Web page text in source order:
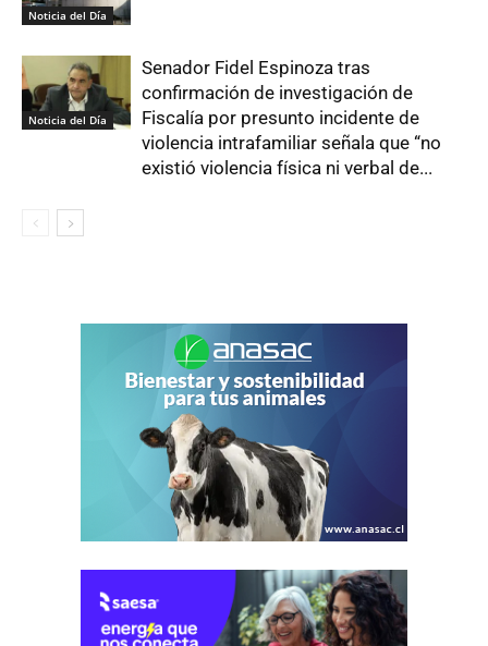
Noticia del Día
Noticia del Día
Senador Fidel Espinoza tras
confirmación de investigación de
Fiscalía por presunto incidente de
violencia intrafamiliar señala que “no
existió violencia física ni verbal de...